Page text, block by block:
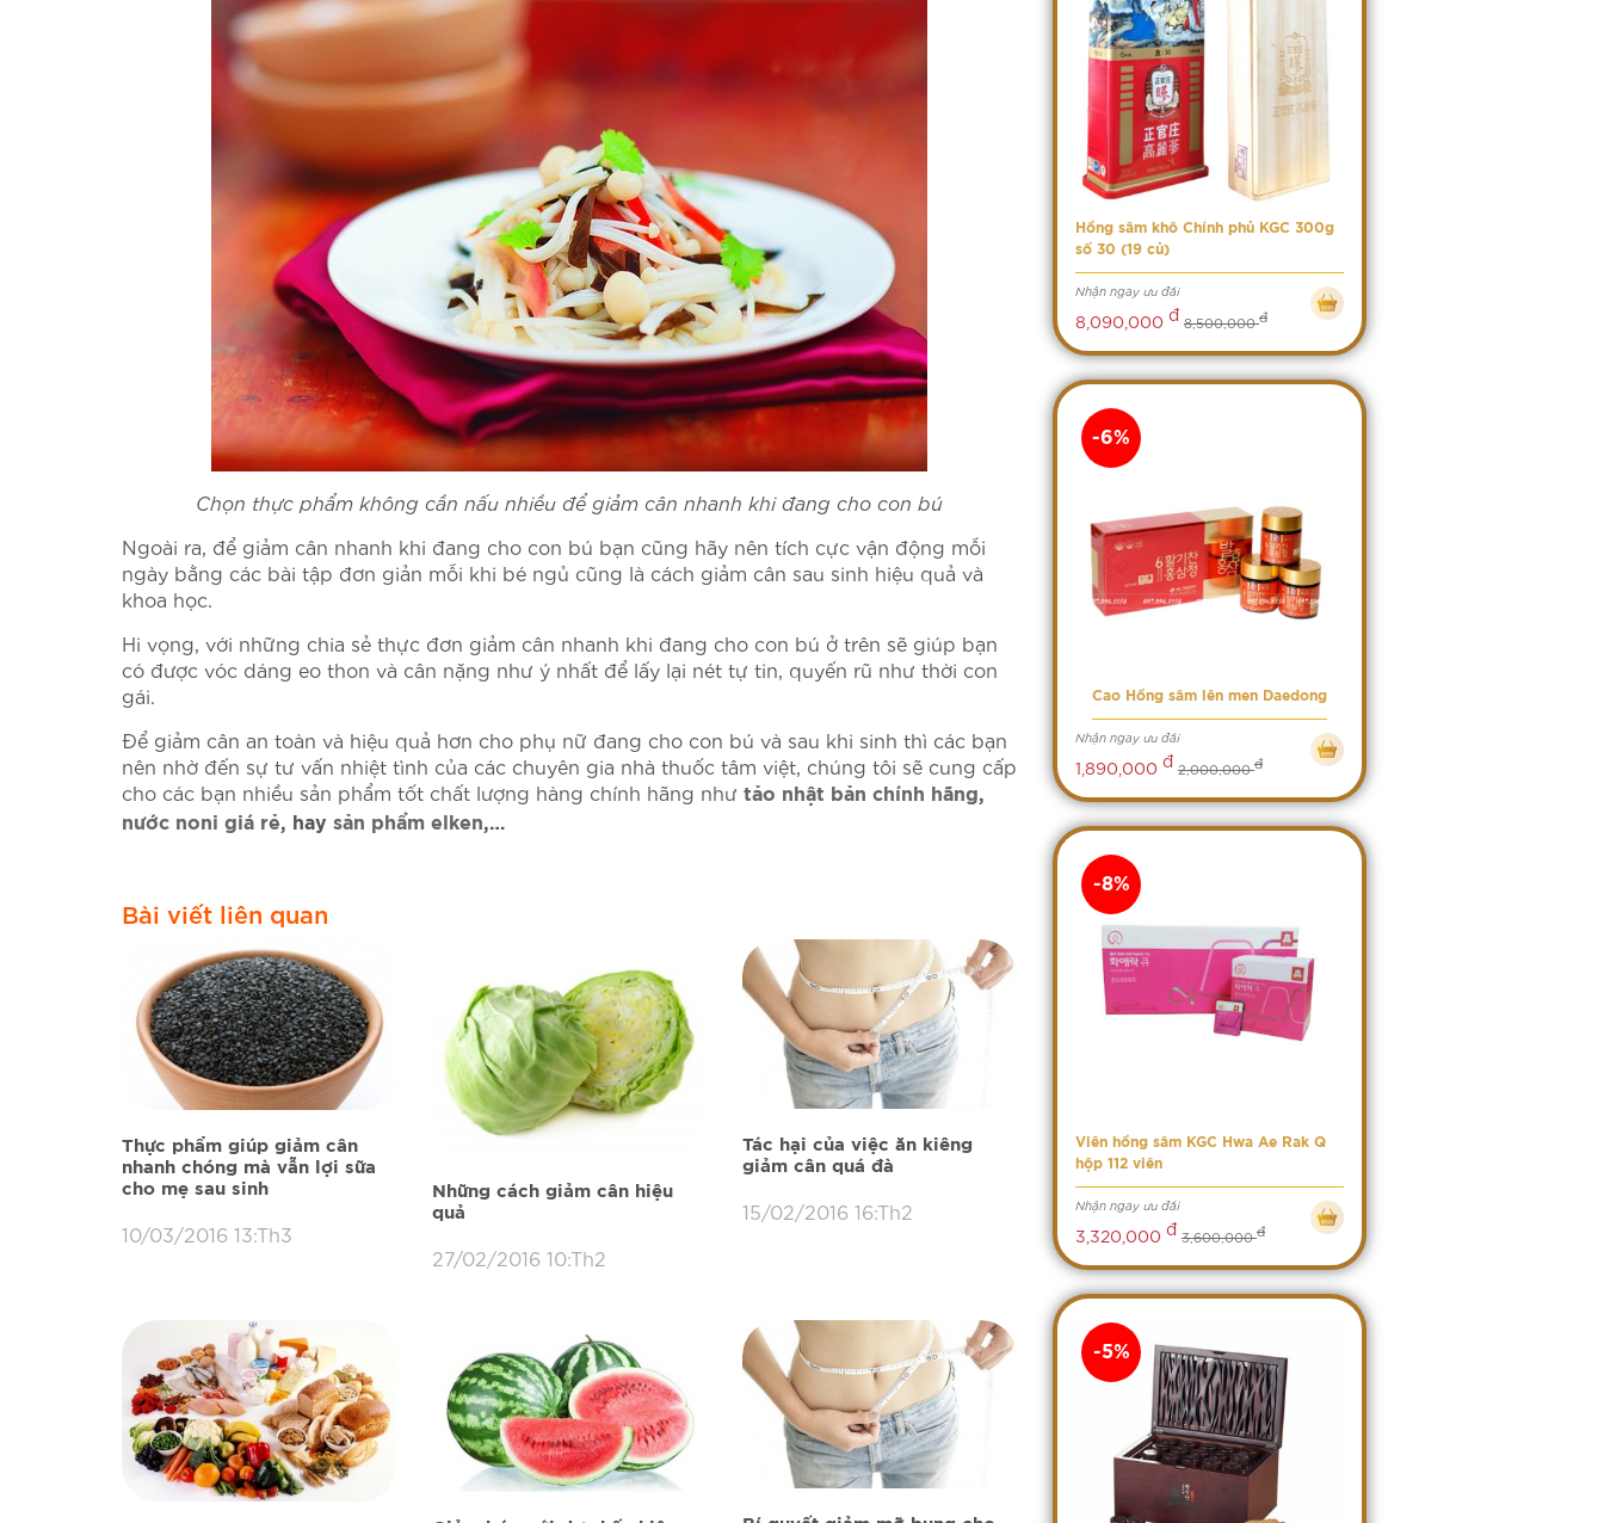
Chọn thực phẩm không cần nấu nhiều để giảm cân nhanh khi đang cho con bú
Ngoài ra, để giảm cân nhanh khi đang cho con bú bạn cũng hãy nên tích cực vận động mỗi
ngày bằng các bài tập đơn giản mỗi khi bé ngủ cũng là cách giảm cân sau sinh hiệu quả và
khoa học.
Hi vọng, với những chia sẻ thực đơn giảm cân nhanh khi đang cho con bú ở trên sẽ giúp bạn
có được vóc dáng eo thon và cân nặng như ý nhất để lấy lại nét tự tin, quyến rũ như thời con
gái.
Để giảm cân an toàn và hiệu quả hơn cho phụ nữ đang cho con bú và sau khi sinh thì các bạn
nên nhờ đến sự tư vấn nhiệt tình của các chuyên gia nhà thuốc tâm việt, chúng tôi sẽ cung cấp
cho các bạn nhiều sản phẩm tốt chất lượng hàng chính hãng như tảo nhật bản chính hãng,
nước noni giá rẻ, hay sản phẩm elken,…
Bài viết liên quan
Thực phẩm giúp giảm cân
nhanh chóng mà vẫn lợi sữa
cho mẹ sau sinh
10/03/2016 13:Th3
Những cách giảm cân hiệu
quả
27/02/2016 10:Th2
Tác hại của việc ăn kiêng
giảm cân quá đà
15/02/2016 16:Th2
Hồng sâm khô Chính phủ KGC 300g
số 30 (19 củ)
Nhận ngay ưu đãi
8,090,000 đ 8,500,000đ
Cao Hồng sâm lên men Daedong
Nhận ngay ưu đãi
1,890,000 đ 2,000,000đ
-6%
Viên hồng sâm KGC Hwa Ae Rak Q
hộp 112 viên
Nhận ngay ưu đãi
3,320,000 đ 3,600,000đ
-8%
-5%